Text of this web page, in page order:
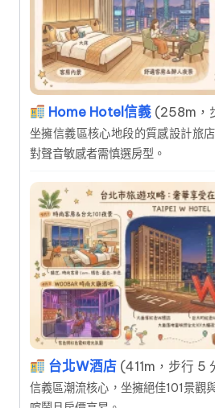
Home Hotel信義 (258m，
坐擁信義區核心地段的質感設計旅
對聲音敏感者需慎選房型。
台北W酒店 (411m，步行 5
信義區潮流核心，坐擁絕佳101景觀